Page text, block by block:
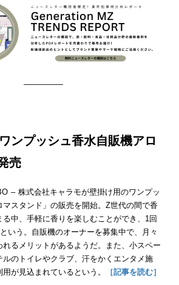
—————
ンプッシュ香水自販機アロ
売
– 株式会社キャラモが壁掛け用のワンプッ
マスタンド」の販売を開始。Z世代の間で香
中、手軽に香りを楽しむことができ、1回
いう。自販機のオーナーを募集中で、月々
るメリットがあるようだ。また、小スペー
ルのトイレやクラブ、汗をかくエンタメ施
が見込まれているという。
［記事を読む］